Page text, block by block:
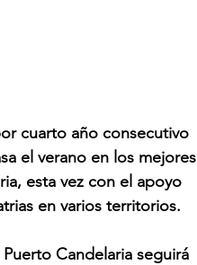
cuarto año consecutivo
el verano en los mejores
esta vez con el apoyo
en varios territorios.
Candelaria seguirá